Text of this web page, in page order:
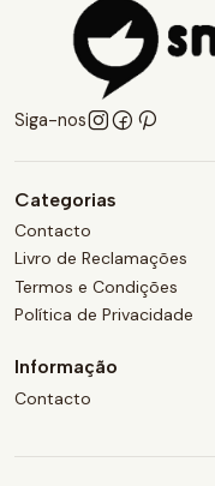
Siga-nos
Categorias
Contacto
Livro de Reclamações
Termos e Condições
Política de Privacidade
Informação
Contacto